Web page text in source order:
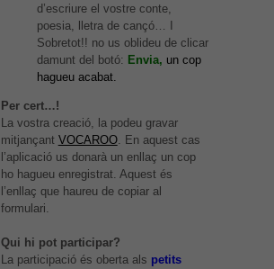
d’escriure el vostre conte,
poesia, lletra de cançó… I
Sobretot!! no us oblideu de clicar
damunt del botó: Envia, un cop
hagueu acabat.
Per cert…!
La vostra creació, la podeu gravar
mitjançant VOCAROO. En aquest cas
l’aplicació us donarà un enllaç un cop
ho hagueu enregistrat. Aquest és
l’enllaç que haureu de copiar al
formulari.
Qui hi pot participar?
La participació és oberta als petits